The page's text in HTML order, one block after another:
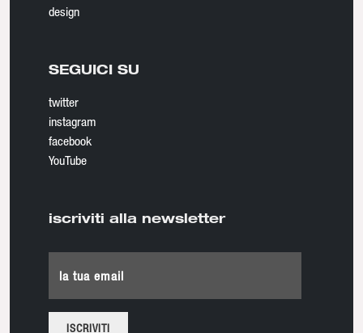
design
SEGUICI SU
twitter
instagram
facebook
YouTube
iscriviti alla newsletter
la tua email